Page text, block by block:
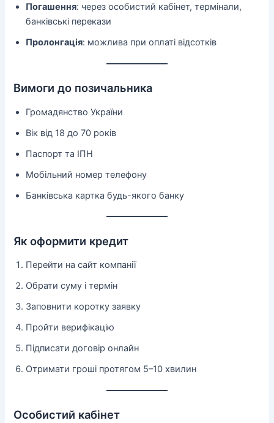
Погашення: через особистий кабінет, термінали,
банківські перекази
Пролонгація: можлива при оплаті відсотків
Вимоги до позичальника
Громадянство України
Вік від 18 до 70 років
Паспорт та ІПН
Мобільний номер телефону
Банківська картка будь-якого банку
Як оформити кредит
Перейти на сайт компанії
Обрати суму і термін
Заповнити коротку заявку
Пройти верифікацію
Підписати договір онлайн
Отримати гроші протягом 5–10 хвилин
Особистий кабінет